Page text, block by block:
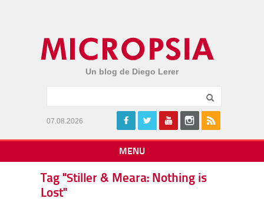
Un blog de Diego Lerer
07.08.2026
MENU
Tag "Stiller & Meara: Nothing is
Lost"